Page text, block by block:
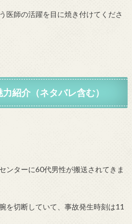
医師の活躍を目に焼き付けてくださ
力紹介（ネタバレ含む）
ンターに60代男性が搬送されてきま
を切断していて、事故発生時刻は11